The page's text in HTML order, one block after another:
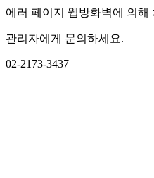
에러 페이지 웹방화벽에 의해
관리자에게 문의하세요.
02-2173-3437